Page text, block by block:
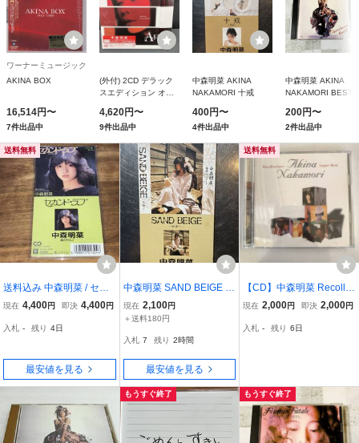
ワーナーミュージック
AKINA BOX
16,514円〜
7件出品中
(外付) 2CD デラック
スエディション オリ
封入 中森明菜
2CD/AKINA NOTE
26/5/1発売＄＃
4,620円〜
9件出品中
中森明菜 AKINA
NAKAMORI 十戒
400円〜
4件出品中
中森明菜 AKINA
NAKAMORI BEST II
200円〜
2件出品中
送料無料
送料込み 中森明菜 / セカ
ンドラブ セカンド・ラブ
現在 4,400円 即決 4,400円
入札 - 残り 4日
最安値を見る
中森明菜 SAND BEIGE -
砂漠へ- /椿姫ジュリアー
ナ 8cmシングルCD
現在 2,100円
＋送料180円
入札 7 残り 2時間
最安値を見る
送料無料
【CD】中森明菜 Recolle
ction Super Best @TZ-01
現在 2,000円 即決 2,000円
入札 - 残り 6日
もうすぐ終了 もうすぐ終了